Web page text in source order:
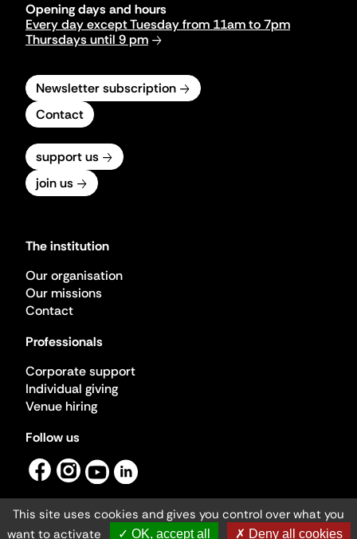
Opening days and hours
Every day except Tuesday from 11am to 7pm
Thursdays until 9 pm
Newsletter subscription
Contact
support us
join us
The institution
Our organisation
Our missions
Contact
Professionals
Corporate support
Individual giving
Venue hiring
Follow us
This site uses cookies and gives you control over what you
want to activate
✓ OK, accept all ✗ Deny all cookies